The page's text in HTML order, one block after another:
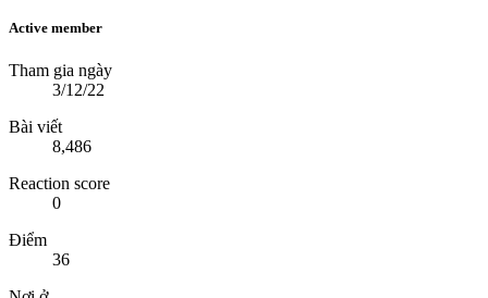
Active member
Tham gia ngày
3/12/22
Bài viết
8,486
Reaction score
0
Điểm
36